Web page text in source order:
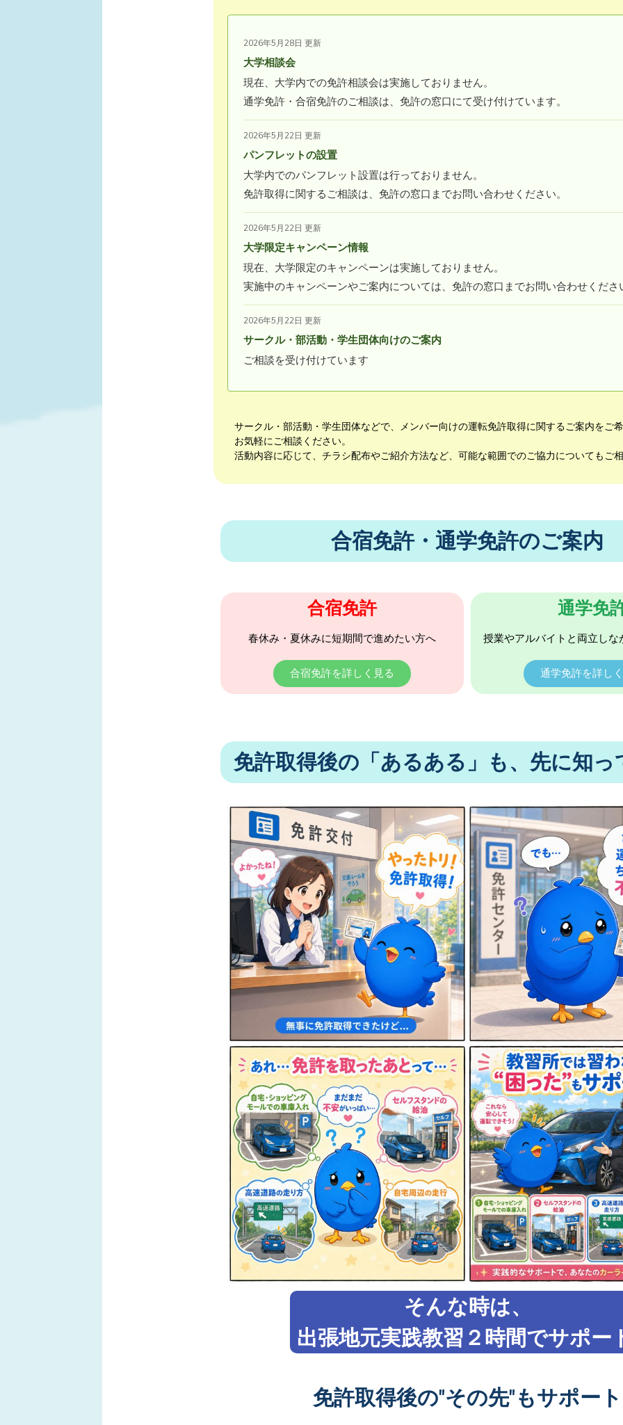
2026年5月28日 更新
大学相談会
現在、大学内での免許相談会は実施しておりません。
通学免許・合宿免許のご相談は、免許の窓口にて受け付けています。
2026年5月22日 更新
パンフレットの設置
大学内でのパンフレット設置は行っておりません。
免許取得に関するご相談は、免許の窓口までお問い合わせください。
2026年5月22日 更新
大学限定キャンペーン情報
現在、大学限定のキャンペーンは実施しておりません。
実施中のキャンペーンやご案内については、免許の窓口までお問い合わせくださ
2026年5月22日 更新
サークル・部活動・学生団体向けのご案内
ご相談を受け付けています
サークル・部活動・学生団体などで、メンバー向けの運転免許取得に関するご案内をご
お気軽にご相談ください。
活動内容に応じて、チラシ配布やご紹介方法など、可能な範囲でのご協力についてもご
合宿免許・通学免許のご案内
合宿免許
春休み・夏休みに短期間で進めたい方へ
合宿免許を詳しく見る
通学免
授業やアルバイトと両立しな
通学免許を詳し
免許取得後の「あるある」も、先に知っ
そんな時は、
出張地元実践教習２時間でサポー
免許取得後の"その先"もサポート